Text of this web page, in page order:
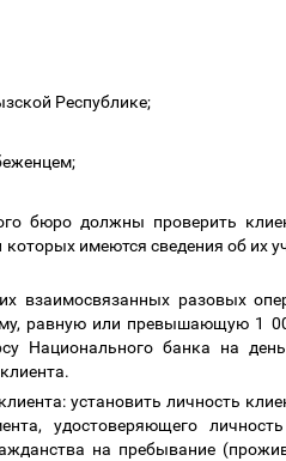
Республике;
бюро должны проверить
имеются сведения об их
взаимосвязанных разовых
равную или превышающую 1
Национального банка на
установить личность
удостоверяющего
на пребывание